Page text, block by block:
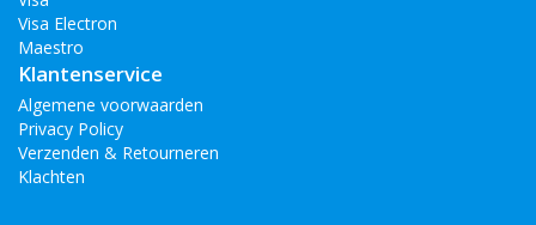
uw Nokia 7 Plus.
Verzendkosten
De verzendkosten en transactie kosten zijn gratis binnen
Nederland en België, de bestelling voor 17:00 besteld en betaald
dan vandaag verzonden, morgen in huis. Ook heeft u recht op
14 dagen retourgarantie!
Visa Electron
Maestro
Klantenservice
Algemene voorwaarden
Privacy Policy
Verzenden & Retourneren
Klachten